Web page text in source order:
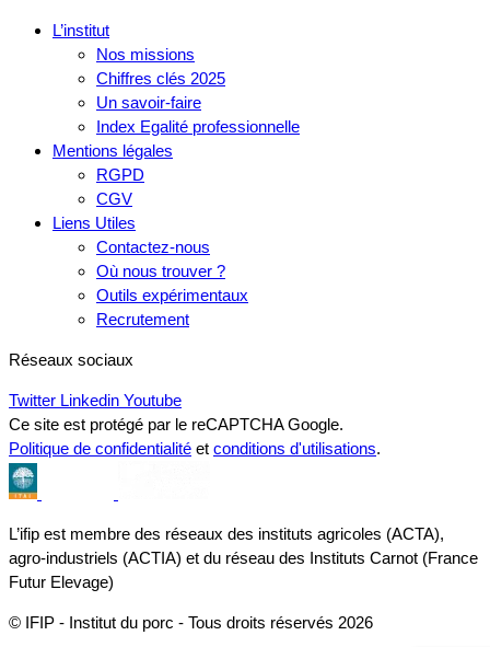
L’institut
Nos missions
Chiffres clés 2025
Un savoir-faire
Index Egalité professionnelle
Mentions légales
RGPD
CGV
Liens Utiles
Contactez-nous
Où nous trouver ?
Outils expérimentaux
Recrutement
Réseaux sociaux
Twitter Linkedin Youtube
Ce site est protégé par le reCAPTCHA Google.
Politique de confidentialité et conditions d'utilisations.
L’ifip est membre des réseaux des instituts agricoles (ACTA),
agro-industriels (ACTIA) et du réseau des Instituts Carnot (France
Futur Elevage)
© IFIP - Institut du porc - Tous droits réservés 2026